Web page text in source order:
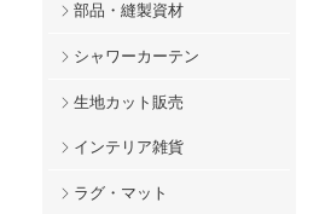
部品・縫製資材
シャワーカーテン
生地カット販売
インテリア雑貨
ラグ・マット